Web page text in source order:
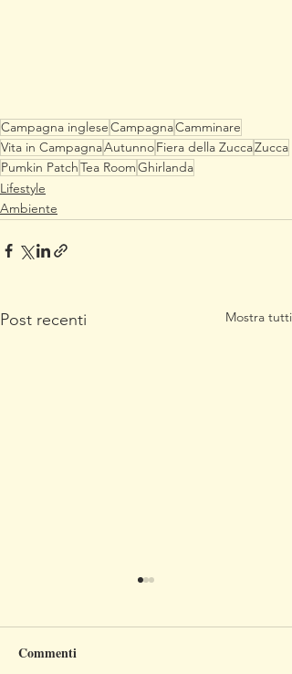
Campagna ingleseCampagnaCamminare
Vita in CampagnaAutunnoFiera della ZuccaZucca
Pumkin PatchTea RoomGhirlanda
Lifestyle
Ambiente
Post recenti Mostra tutti
Commenti